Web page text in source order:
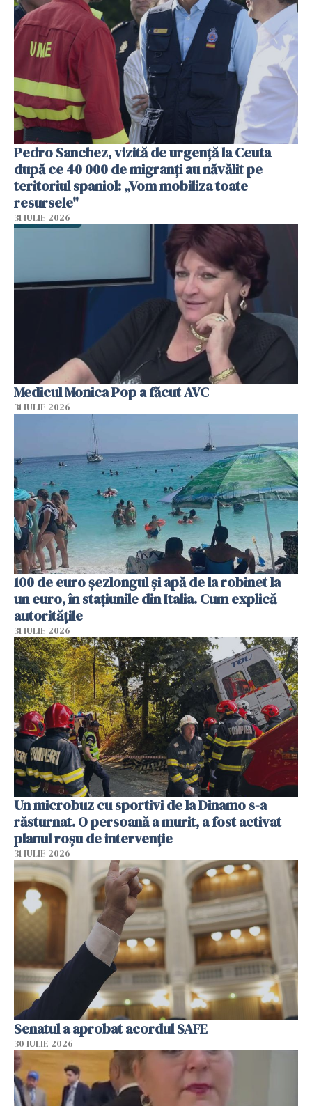
Pedro Sanchez, vizită de urgență la Ceuta
după ce 40 000 de migranți au năvălit pe
teritoriul spaniol: „Vom mobiliza toate
resursele"
31 IULIE 2026
Medicul Monica Pop a făcut AVC
31 IULIE 2026
100 de euro șezlongul și apă de la robinet la
un euro, în stațiunile din Italia. Cum explică
autoritățile
31 IULIE 2026
Un microbuz cu sportivi de la Dinamo s-a
răsturnat. O persoană a murit, a fost activat
planul roșu de intervenție
31 IULIE 2026
Senatul a aprobat acordul SAFE
30 IULIE 2026